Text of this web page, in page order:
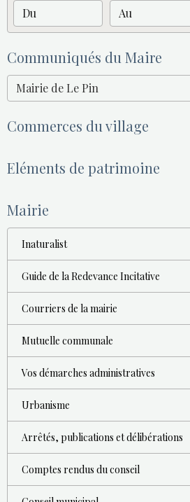
Date de début Date de fin
Communiqués du Maire
Commerces du village
Eléments de patrimoine
Mairie
Inaturalist
Guide de la Redevance Incitative
Courriers de la mairie
Mutuelle communale
Vos démarches administratives
Urbanisme
Arrêtés, publications et délibérations
Comptes rendus du conseil